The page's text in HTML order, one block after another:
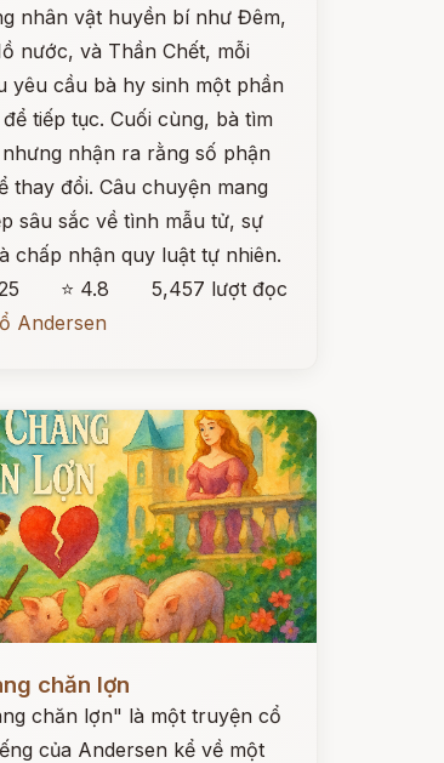
nhân vật huyền bí như Đêm,
nước, và Thần Chết, mỗi
yêu cầu bà hy sinh một phần
tiếp tục. Cuối cùng, bà tìm
nhận ra rằng số phận
thay đổi. Câu chuyện mang
sâu sắc về tình mẫu tử, sự
chấp nhận quy luật tự nhiên.
⭐ 4.8
5,457 lượt đọc
Andersen
chăn lợn
chăn lợn" là một truyện cổ
của Andersen kể về một